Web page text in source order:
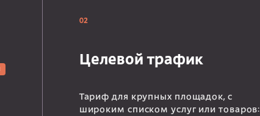
02
Целевой трафик
Тариф для крупных площадок, с
широким списком услуг или товаров: